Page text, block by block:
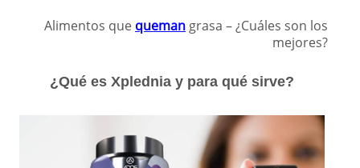
Alimentos que queman grasa – ¿Cuáles son los
mejores?
¿Qué es Xplednia y para qué sirve?